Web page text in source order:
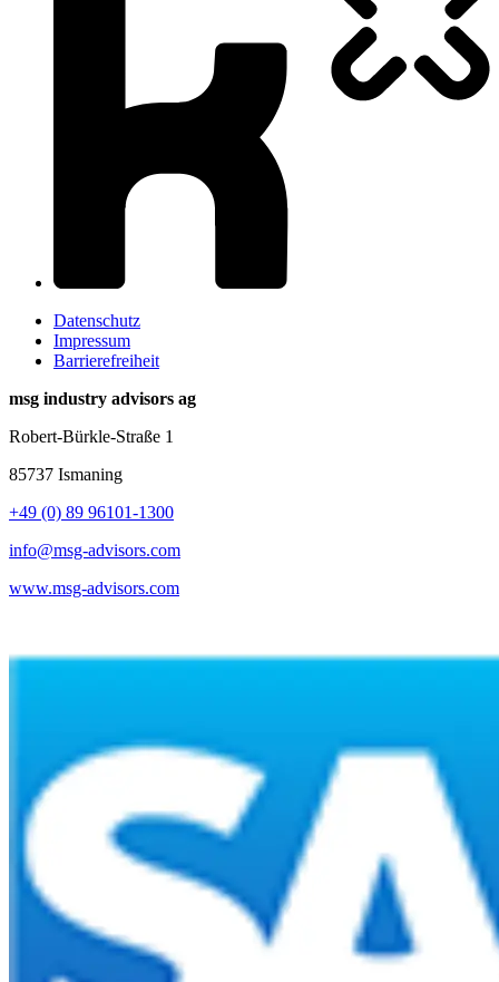
Datenschutz
Impressum
Barrierefreiheit
msg industry advisors ag
Robert-Bürkle-Straße 1
85737 Ismaning
+49 (0) 89 96101-1300
info@msg-advisors.com
www.msg-advisors.com